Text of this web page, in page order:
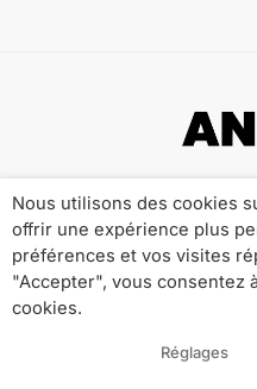
Qui sommes-nous ?
Mentions Légales
Nous utilisons des cookies
offrir une expérience plus
préférences et vos visites
"Accepter", vous consentez
cookies.
Réglages